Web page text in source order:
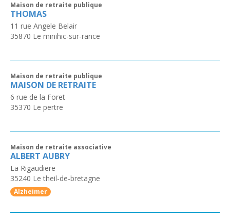
Maison de retraite publique
THOMAS
11 rue Angele Belair
35870 Le minihic-sur-rance
Maison de retraite publique
MAISON DE RETRAITE
6 rue de la Foret
35370 Le pertre
Maison de retraite associative
ALBERT AUBRY
La Rigaudiere
35240 Le theil-de-bretagne
Alzheimer